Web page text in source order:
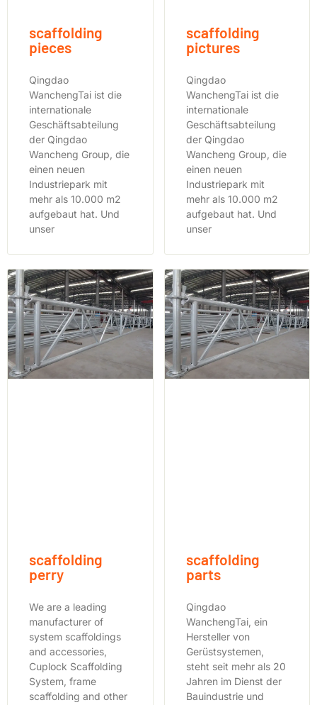
scaffolding
pieces
Qingdao
WanchengTai ist die
internationale
Geschäftsabteilung
der Qingdao
Wancheng Group, die
einen neuen
Industriepark mit
mehr als 10.000 m2
aufgebaut hat. Und
unser
scaffolding
pictures
Qingdao
WanchengTai ist die
internationale
Geschäftsabteilung
der Qingdao
Wancheng Group, die
einen neuen
Industriepark mit
mehr als 10.000 m2
aufgebaut hat. Und
unser
scaffolding
perry
We are a leading
manufacturer of
system scaffoldings
and accessories,
Cuplock Scaffolding
System, frame
scaffolding and other
scaffolding
parts
Qingdao
WanchengTai, ein
Hersteller von
Gerüstsystemen,
steht seit mehr als 20
Jahren im Dienst der
Bauindustrie und